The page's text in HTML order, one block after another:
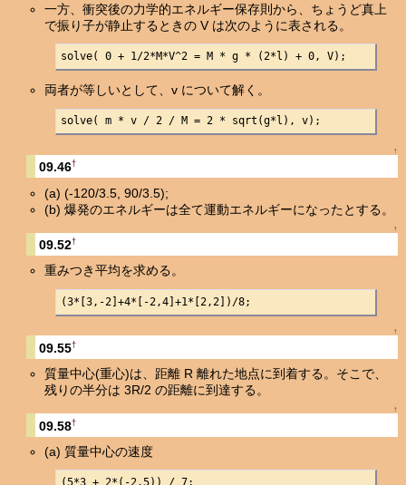
一方、衝突後の力学的エネルギー保存則から、ちょうど真上
で振り子が静止するときの V は次のように表される。
solve( 0 + 1/2*M*V^2 = M * g * (2*l) + 0, V);
両者が等しいとして、v について解く。
solve( m * v / 2 / M = 2 * sqrt(g*l), v);
↑
09.46†
(a) (-120/3.5, 90/3.5);
(b) 爆発のエネルギーは全て運動エネルギーになったとする。
↑
09.52†
重みつき平均を求める。
(3*[3,-2]+4*[-2,4]+1*[2,2])/8;
↑
09.55†
質量中心(重心)は、距離 R 離れた地点に到着する。そこで、
残りの半分は 3R/2 の距離に到達する。
↑
09.58†
(a) 質量中心の速度